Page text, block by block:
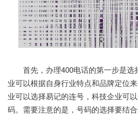
首先，办理400电话的第一步是选
业可以根据自身行业特点和品牌定位
业可以选择易记的连号，科技企业可以
码。需要注意的是，号码的选择要结